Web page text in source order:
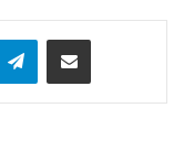
TelegramCondividi via Email